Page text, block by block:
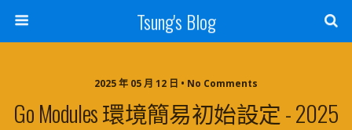
Tsung's Blog
2025 年 05 月 12 日 • No Comments
Go Modules 環境簡易初始設定 - 2025